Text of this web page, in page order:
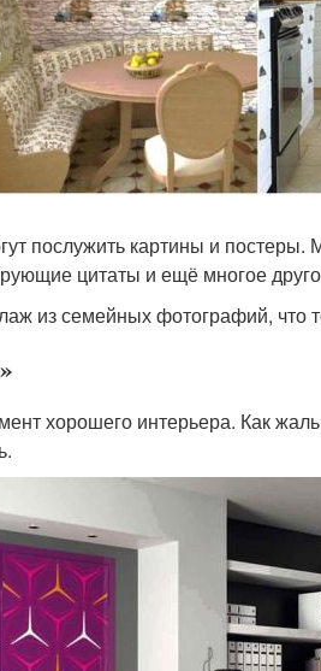
послужить картины и постеры.
цитаты и ещё многое
из семейных фотографий, что
хорошего интерьера. Как